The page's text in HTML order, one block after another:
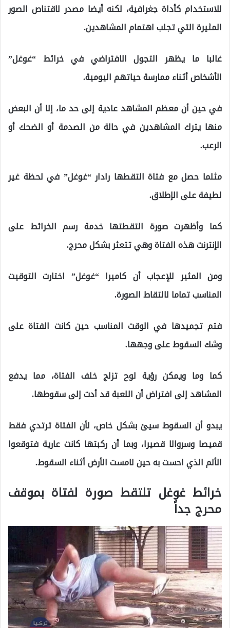
للاستخدام كأداة جغرافية، لكنه أيضا مصدر لاقتناص الصور
المثيرة التي تجلب اهتمام المشاهدين.
غالبا ما يظهر التجول الافتراضي في خرائط “غوغل”
الأشخاص أثناء ممارسة حياتهم اليومية.
في حين أن معظم المشاهد عادية إلى حد ما، إلا أن البعض
منها يترك المشاهدين في حالة من الصدمة أو الضحك أو
الرعب.
مثلما حصل مع فتاة التقطها رادار “غوغل” في لحظة غير
لطيفة على الإطلاق.
كما وأظهرت صورة التقطتها خدمة رسم الخرائط على
الإنترنت هذه الفتاة وهي تتعثر بشكل محرج.
ومن المثير للإعجاب أن كاميرا “غوغل” اختارت التوقيت
المناسب تماما لالتقاط الصورة.
فتم تجميدها في الوقت المناسب حين كانت الفتاة على
وشك السقوط على وجهها.
كما وما ويمكن رؤية لوح تزلج خلف الفتاة، مما يدفع
المشاهد إلى افتراض أن اللعبة قد أدت إلى سقوطها.
يبدو أن السقوط سيئ بشكل خاص، لأن الفتاة ترتدي فقط
قميصا وسروالا قصيرا، وبما أن ركبتها كانت عارية فتوقعوا
الألم الذي احست به حين لامست الأرض أثناء السقوط.
خرائط غوغل تلتقط صورة لفتاة بموقف
محرج جداً